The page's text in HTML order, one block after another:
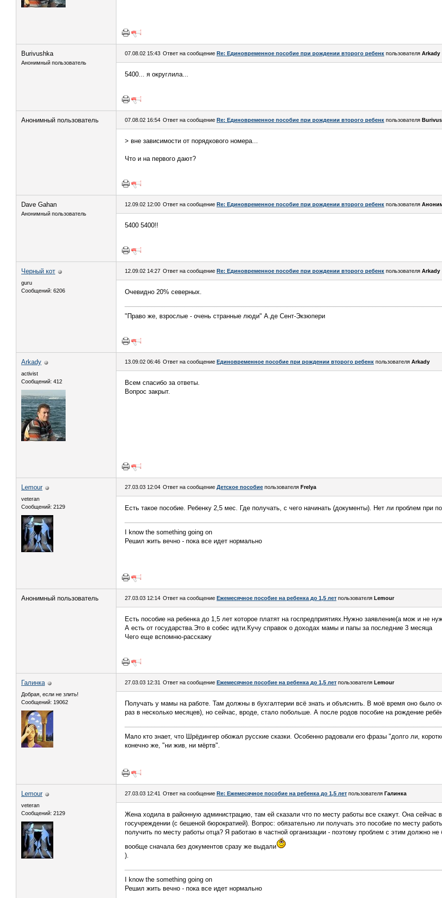
Burivushka
Анонимный пользователь
07.08.02 15:43 Ответ на сообщение Re: Единовременное пособие при рождении второго ребенк пользователя Arkady
5400... я округлила...
Анонимный пользователь 07.08.02 16:54 Ответ на сообщение Re: Единовременное пособие при рождении второго ребенк пользователя
> вне зависимости от порядкового номера...
Что и на первого дают?
Dave Gahan
Анонимный пользователь
12.09.02 12:00 Ответ на сообщение Re: Единовременное пособие при рождении второго ребенк пользователя
5400 5400!!
Черный кот
guru
Сообщений: 6206
12.09.02 14:27 Ответ на сообщение Re: Единовременное пособие при рождении второго ребенк пользователя Arkady
Очевидно 20% северных.
"Право же, взрослые - очень странные люди" А.де Сент-Экзюпери
Arkady
activist
Сообщений: 412
13.09.02 06:46 Ответ на сообщение Единовременное пособие при рождении второго ребенк пользователя Arkady
Всем спасибо за ответы.
Вопрос закрыт.
Lemour
veteran
Сообщений: 2129
27.03.03 12:04 Ответ на сообщение Детское пособие пользователя Frelya
Есть такое пособие. Ребенку 2,5 мес. Где получать, с чего начинать (документы). Нет ли проблем при
I know the something going on
Решил жить вечно - пока все идет нормально
Анонимный пользователь 27.03.03 12:14 Ответ на сообщение Ежемесячное пособие на ребенка до 1,5 лет пользователя Lemour
Есть пособие на ребенка до 1,5 лет которое платят на госпредприятиях.Нужно заявление(а мож и не
А есть от государства.Это в собес идти.Кучу справок о доходах мамы и папы за последние 3 месяца
Чего еще вспомню-расскажу
Галинка
Добрая, если не злить!
Сообщений: 19062
27.03.03 12:31 Ответ на сообщение Ежемесячное пособие на ребенка до 1,5 лет пользователя Lemour
Получать у мамы на работе. Там должны в бухгалтерии всё знать и объяснить. В моё время оно было
раз в несколько месяцев), но сейчас, вроде, стало побольше. А после родов пособие на рождение
Мало кто знает, что Шрёдингер обожал русские сказки. Особенно радовали его фразы "долго ли,
конечно же, "ни жив, ни мёртв".
Lemour
veteran
Сообщений: 2129
27.03.03 12:41 Ответ на сообщение Re: Ежемесячное пособие на ребенка до 1,5 лет пользователя Галинка
Жена ходила в районную администрацию, там ей сказали что по месту работы все скажут. Она сейчас
госучреждении (с бешеной бюрократией). Вопрос: обязательно ли получать это пособие по месту
получить по месту работы отца? Я работаю в частной организации - поэтому проблем с этим должно не
вообще сначала без документов сразу же выдали
).
I know the something going on
Решил жить вечно - пока все идет нормально